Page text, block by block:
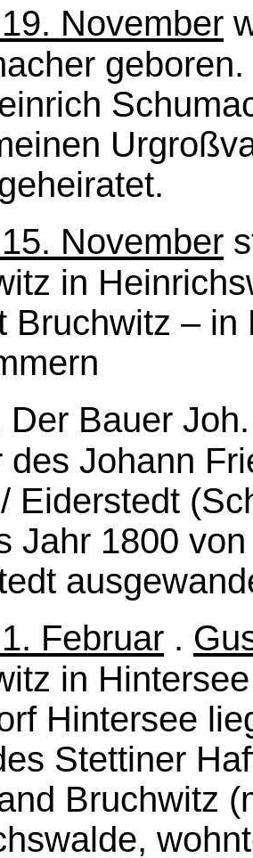
November
November
in
Bruchwitz – in
Der Bauer
des Johann
Eiderstedt
Jahr 1800
Februar .
in
Hintersee
Stettiner
Bruchwitz